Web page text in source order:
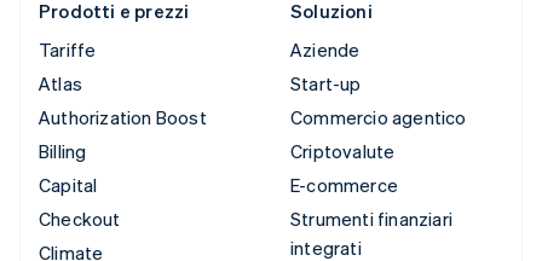
Prodotti e prezzi
Tariffe
Atlas
Authorization Boost
Billing
Capital
Checkout
Climate
Soluzioni
Aziende
Start-up
Commercio agentico
Criptovalute
E-commerce
Strumenti finanziari
integrati